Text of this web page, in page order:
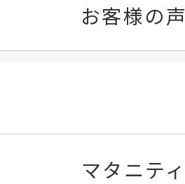
お客様の声
マタニティ